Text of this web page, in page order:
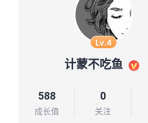
Lv.4
计蒙不吃鱼
588
成长值
0
关注